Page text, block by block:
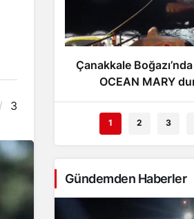
Gece Modu
Gece modunu
Sistem Modu
Sistem modunu
3
Çanakkale
OCEAN MARY
1 2 3
Gündemden Haberler